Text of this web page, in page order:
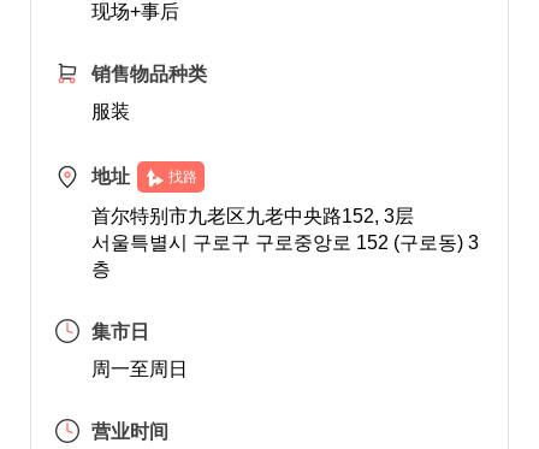
现场+事后
销售物品种类
服装
地址 找路
首尔特别市九老区九老中央路152, 3层
서울특별시 구로구 구로중앙로 152 (구로동) 3
층
集市日
周一至周日
营业时间